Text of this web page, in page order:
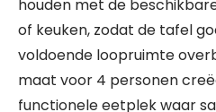
houden met de
of keuken, zodat de tafel
voldoende loopruimte
maat voor 4 personen
functionele eetplek waar